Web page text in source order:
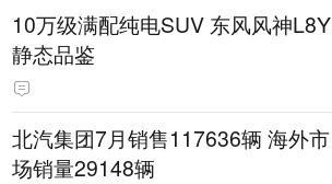
10万级满配纯电SUV 东风风神L8Y
静态品鉴
北汽集团7月销售117636辆 海外市
场销量29148辆